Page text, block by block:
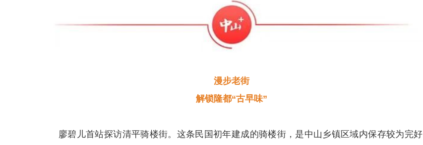
漫步老街
解锁隆都“古早味”
廖碧儿首站探访清平骑楼街。这条民国初年建成的骑楼街，是中山乡镇区域内保存较为完好